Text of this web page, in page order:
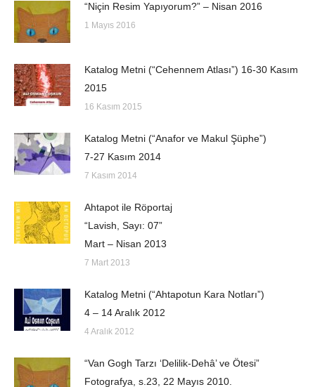
“Niçin Resim Yapıyorum?” – Nisan 2016
1 Mayıs 2016
Katalog Metni (“Cehennem Atlası”) 16-30 Kasım
2015
16 Kasım 2015
Katalog Metni (“Anafor ve Makul Şüphe”)
7-27 Kasım 2014
7 Kasım 2014
Ahtapot ile Röportaj
“Lavish, Sayı: 07”
Mart – Nisan 2013
7 Mart 2013
Katalog Metni (“Ahtapotun Kara Notları”)
4 – 14 Aralık 2012
4 Aralık 2012
“Van Gogh Tarzı ‘Delilik-Dehâ’ ve Ötesi”
Fotografya, s.23, 22 Mayıs 2010.